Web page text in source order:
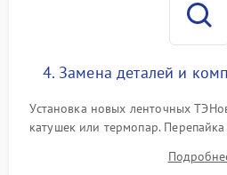
4. Замена деталей и
Установка новых ленточных
катушек или термопар.
дорожек. Очистка контактов